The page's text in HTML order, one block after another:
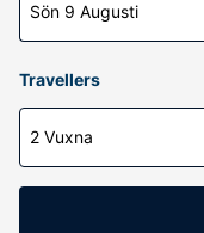
Sön 9 Augusti
Travellers
2 Vuxna